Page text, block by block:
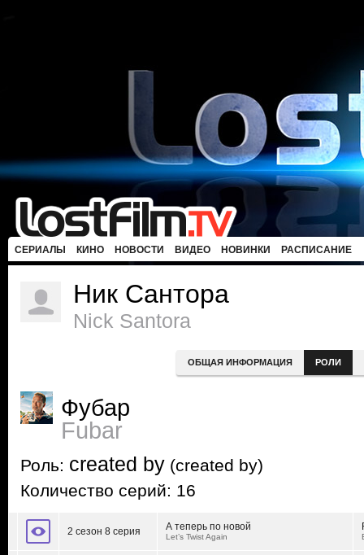
СЕРИАЛЫ КИНО НОВОСТИ ВИДЕО НОВИНКИ РАСПИСАНИЕ
Ник Сантора
Nick Santora
ОБЩАЯ ИНФОРМАЦИЯ РОЛИ
Фубар
Fubar
Роль: created by (created by)
Количество серий: 16
2 сезон 8 серия А теперь по новой
Let’s Twist Again